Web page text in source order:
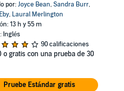
por:Joyce Bean,Sandra Burr,
, Laural Merlington
13 h y 55 m
Inglés
90 calificaciones
o gratis con una prueba de 30
Pruebe Estándar gratis